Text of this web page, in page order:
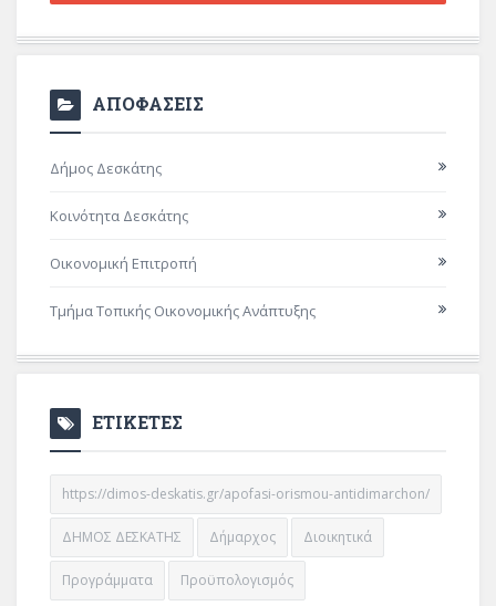
ΑΠΟΦΑΣΕΙΣ
Δήμος Δεσκάτης
Κοινότητα Δεσκάτης
Οικονομική Επιτροπή
Τμήμα Τοπικής Οικονομικής Ανάπτυξης
ΕΤΙΚΕΤΕΣ
https://dimos-deskatis.gr/apofasi-orismou-antidimarchon/
ΔΗΜΟΣ ΔΕΣΚΑΤΗΣ Δήμαρχος Διοικητικά
Προγράμματα Προϋπολογισμός